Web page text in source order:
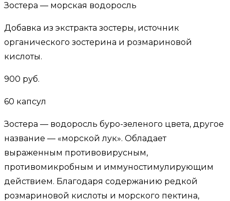
Зостера — морская водоросль
Добавка из экстракта зостеры, источник
органического зостерина и розмариновой
кислоты.
900 руб.
60 капсул
Зостера — водоросль буро-зеленого цвета, другое
название — «морской лук». Обладает
выраженным противовирусным,
противомикробным и иммуностимулирующим
действием. Благодаря содержанию редкой
розмариновой кислоты и морского пектина,